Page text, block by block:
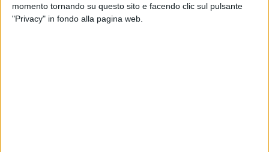
momento tornando su questo sito e facendo clic sul pulsante
"Privacy" in fondo alla pagina web.
BARI - 24 APRILE 2022
Bari-Palermo, sono 24 i convocati biancorossi